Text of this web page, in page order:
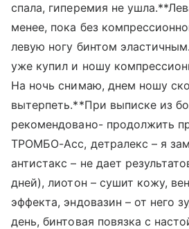
спала, гиперемия не
менее, пока без
левую ногу бинтом
уже купил и ношу
На ночь снимаю, днем ношу
вытерпеть.**При выписке из
рекомендовано- продолжить
ТРОМБО-Асс, детралекс – я
антистакс – не дает
дней), лиотон – сушит кожу,
эффекта, эндовазин – от него
день, бинтовая повязка с